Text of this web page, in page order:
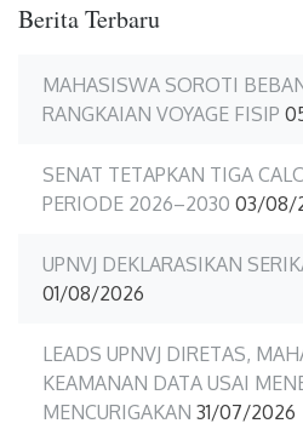
Berita Terbaru
MAHASISWA SOROTI
RANGKAIAN VOYAGE FISIP
SENAT TETAPKAN TIGA
PERIODE 2026–2030 03/08/
UPNVJ DEKLARASIKAN
01/08/2026
LEADS UPNVJ DIRETAS,
KEAMANAN DATA USAI
MENCURIGAKAN 31/07/2026